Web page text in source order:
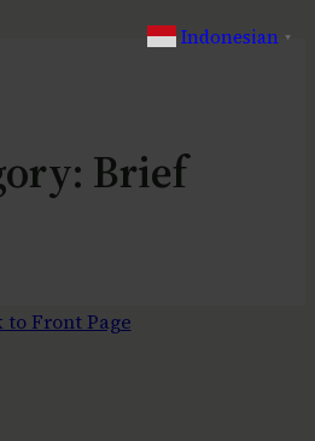
Brief
to Front Page
Indonesian ▼